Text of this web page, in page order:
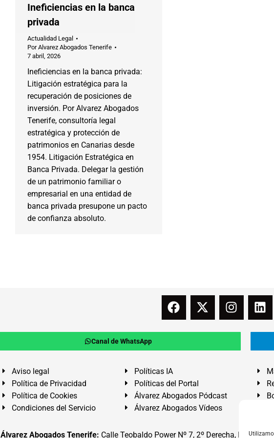
Ineficiencias en la banca
privada
Actualidad Legal
PorAlvarez Abogados Tenerife
7 abril, 2026
Ineficiencias en la banca privada:
Litigación estratégica para la
recuperación de posiciones de
inversión. Por Alvarez Abogados
Tenerife, consultoría legal
estratégica y protección de
patrimonios en Canarias desde
1954. Litigación Estratégica en
Banca Privada. Delegar la gestión
de un patrimonio familiar o
empresarial en una entidad de
banca privada presupone un pacto
de confianza absoluto.
Canal de WhatsApp
Aviso legal
Política de Privacidad
Política de Cookies
Condiciones del Servicio
Políticas IA
Políticas del Portal
Álvarez Abogados Pódcast
Álvarez Abogados Vídeos
Álvarez Abogados Tenerife: Calle Teobaldo Power Nº 7, 2º Derecha, El